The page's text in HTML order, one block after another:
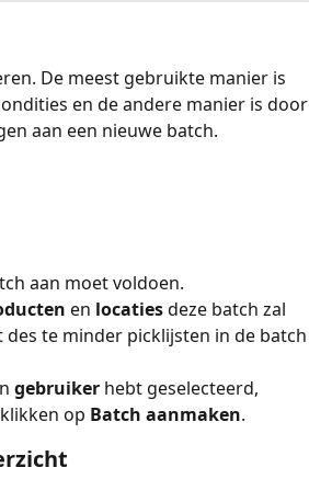
De meest gebruikte manier is
en de andere manier is door
aan een nieuwe batch.
aan moet voldoen.
en locaties deze batch zal
te minder picklijsten in de batch
gebruiker hebt geselecteerd,
op Batch aanmaken.